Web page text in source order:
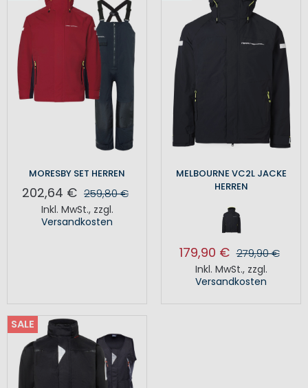
MORESBY SET HERREN
202,64 € 259,80 €
Inkl. MwSt., zzgl.
Versandkosten
MELBOURNE VC2L JACKE
HERREN
179,90 € 279,90 €
Inkl. MwSt., zzgl.
Versandkosten
SALE